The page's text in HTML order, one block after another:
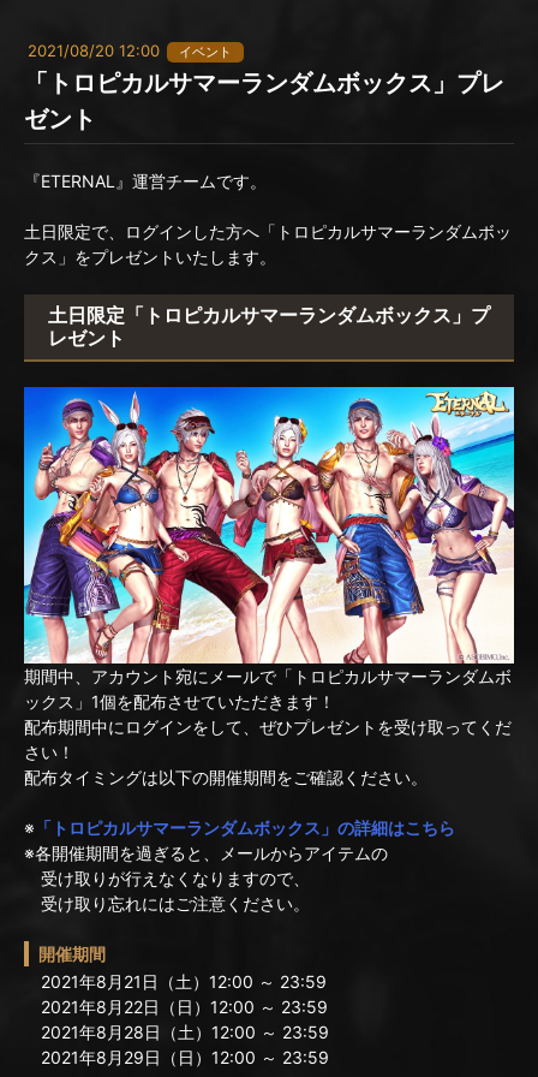
2021/08/20 12:00 イベント
「トロピカルサマーランダムボックス」プレ
ゼント
『ETERNAL』運営チームです。
土日限定で、ログインした方へ「トロピカルサマーランダムボッ
クス」をプレゼントいたします。
土日限定「トロピカルサマーランダムボックス」プ
レゼント
期間中、アカウント宛にメールで「トロピカルサマーランダムボ
ックス」1個を配布させていただきます！
配布期間中にログインをして、ぜひプレゼントを受け取ってくだ
さい！
配布タイミングは以下の開催期間をご確認ください。
※ 「トロピカルサマーランダムボックス」の詳細はこちら
※各開催期間を過ぎると、メールからアイテムの
受け取りが行えなくなりますので、
受け取り忘れにはご注意ください。
開催期間
2021年8月21日（土）12:00 ～ 23:59
2021年8月22日（日）12:00 ～ 23:59
2021年8月28日（土）12:00 ～ 23:59
2021年8月29日（日）12:00 ～ 23:59